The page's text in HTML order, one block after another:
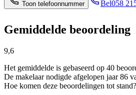
Toon telefoonnummer Bel058
Gemiddelde beoordeling
9,6
Het gemiddelde is gebaseerd op 40
De makelaar nodigde afgelopen jaar 86
Hoe komen deze beoordelingen tot stand?